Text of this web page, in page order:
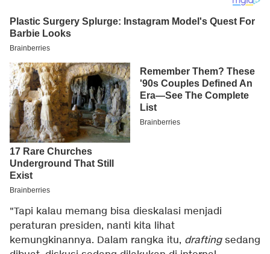
"Tapi kalau memang bisa dieskalasi menjadi
peraturan presiden, nanti kita lihat
kemungkinannya. Dalam rangka itu, draftingsedang